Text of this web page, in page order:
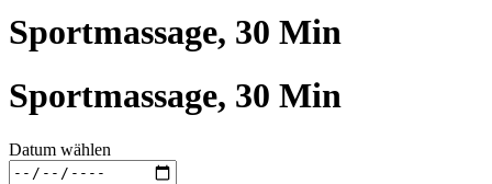
Sportmassage, 30 Min
Sportmassage, 30 Min
Datum wählen